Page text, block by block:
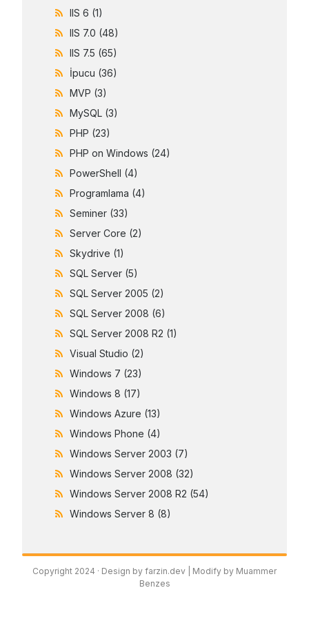
IIS 6 (1)
IIS 7.0 (48)
IIS 7.5 (65)
İpucu (36)
MVP (3)
MySQL (3)
PHP (23)
PHP on Windows (24)
PowerShell (4)
Programlama (4)
Seminer (33)
Server Core (2)
Skydrive (1)
SQL Server (5)
SQL Server 2005 (2)
SQL Server 2008 (6)
SQL Server 2008 R2 (1)
Visual Studio (2)
Windows 7 (23)
Windows 8 (17)
Windows Azure (13)
Windows Phone (4)
Windows Server 2003 (7)
Windows Server 2008 (32)
Windows Server 2008 R2 (54)
Windows Server 8 (8)
Copyright 2024 · Design by farzin.dev | Modify by Muammer
Benzes